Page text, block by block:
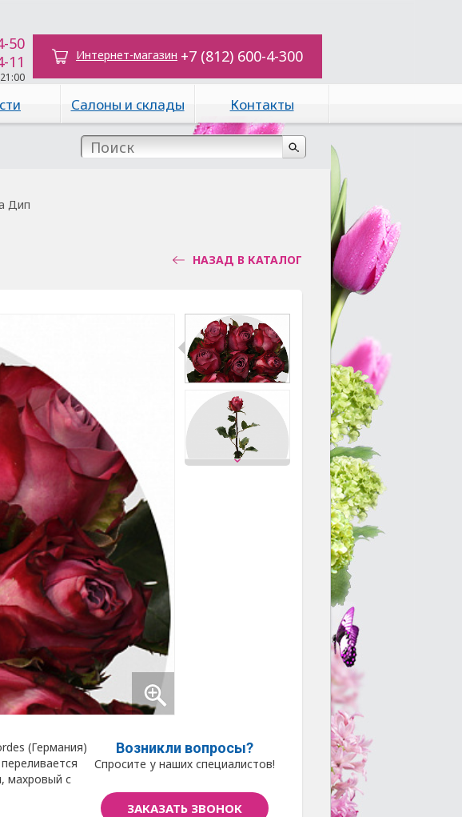
50
11 Интернет-магазин +7 (812) 600-4-300
Салоны и склады Контакты
Дип
НАЗАД В КАТАЛОГ
(Германия)
махровый с
Возникли вопросы?
Спросите у наших специалистов!
ЗАКАЗАТЬ ЗВОНОК